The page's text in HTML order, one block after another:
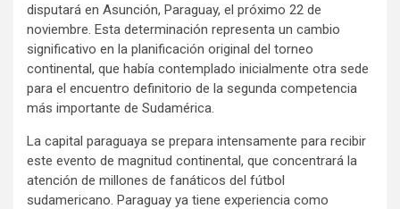
disputará en Asunción, Paraguay, el próximo 22 de
noviembre. Esta determinación representa un cambio
significativo en la planificación original del torneo
continental, que había contemplado inicialmente otra sede
para el encuentro definitorio de la segunda competencia
más importante de Sudamérica.
La capital paraguaya se prepara intensamente para recibir
este evento de magnitud continental, que concentrará la
atención de millones de fanáticos del fútbol
sudamericano. Paraguay ya tiene experiencia como